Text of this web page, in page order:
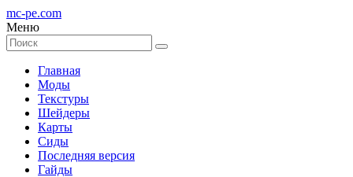
mc-pe.com
Меню
Главная
Моды
Текстуры
Шейдеры
Карты
Сиды
Последняя версия
Гайды